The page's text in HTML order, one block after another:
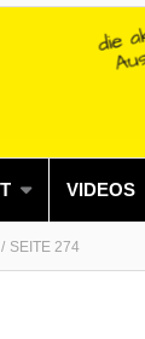
VIDEOS
SEITE 274